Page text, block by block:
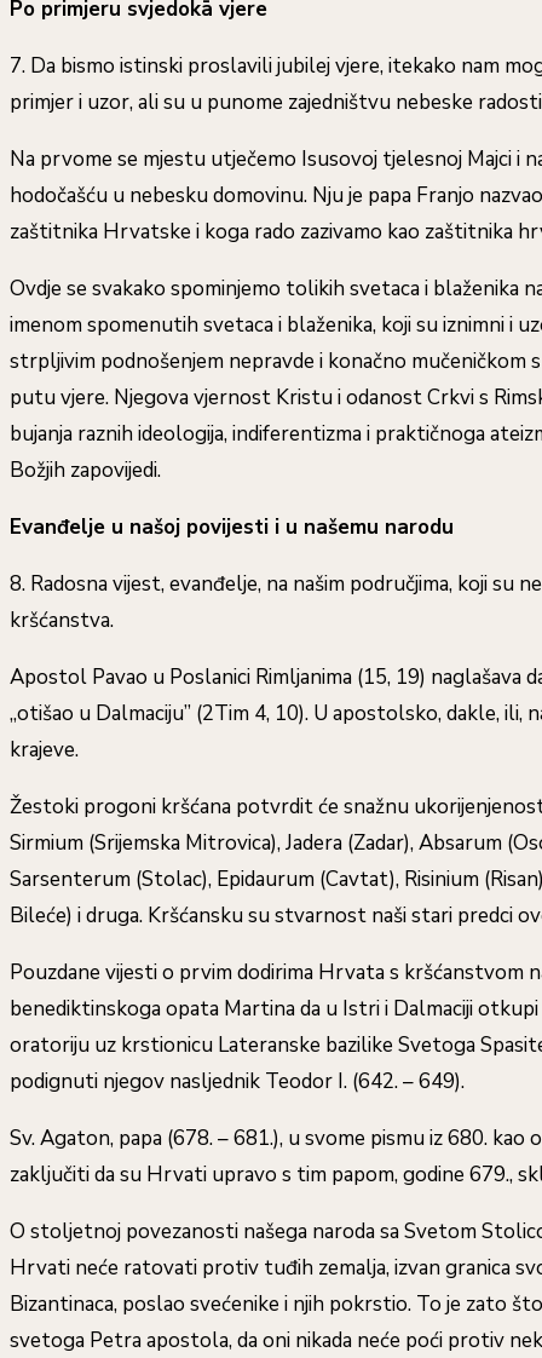
Po primjeru svjedokā vjere
7. Da bismo istinski proslavili jubilej vjere, itekako nam
primjer i uzor, ali su u punome zajedništvu nebeske
Na prvome se mjestu utječemo Isusovoj tjelesnoj Majci i
hodočašću u nebesku domovinu. Nju je papa Franjo
zaštitnika Hrvatske i koga rado zazivamo kao zaštitnika
Ovdje se svakako spominjemo tolikih svetaca i blaženika
imenom spomenutih svetaca i blaženika, koji su iznimni i
strpljivim podnošenjem nepravde i konačno
putu vjere. Njegova vjernost Kristu i odanost Crkvi s
bujanja raznih ideologija, indiferentizma i praktičnoga
Božjih zapovijedi.
Evanđelje u našoj povijesti i u našemu narodu
8. Radosna vijest, evanđelje, na našim područjima, koji
kršćanstva.
Apostol Pavao u Poslanici Rimljanima (15, 19) naglašava
„otišao u Dalmaciju” (2Tim 4, 10). U apostolsko, dakle,
krajeve.
Žestoki progoni kršćana potvrdit će snažnu
Sirmium (Srijemska Mitrovica), Jadera (Zadar), Absarum
Sarsenterum (Stolac), Epidaurum (Cavtat), Risinium
Bileće) i druga. Kršćansku su stvarnost naši stari predci
Pouzdane vijesti o prvim dodirima Hrvata s kršćanstvom
benediktinskoga opata Martina da u Istri i Dalmaciji otkupi
oratoriju uz krstionicu Lateranske bazilike Svetoga
podignuti njegov nasljednik Teodor I. (642. – 649).
Sv. Agaton, papa (678. – 681.), u svome pismu iz 680.
zaključiti da su Hrvati upravo s tim papom, godine 679.,
O stoljetnoj povezanosti našega naroda sa Svetom
Hrvati neće ratovati protiv tuđih zemalja, izvan granica
Bizantinaca, poslao svećenike i njih pokrstio. To je zato
svetoga Petra apostola, da oni nikada neće poći protiv